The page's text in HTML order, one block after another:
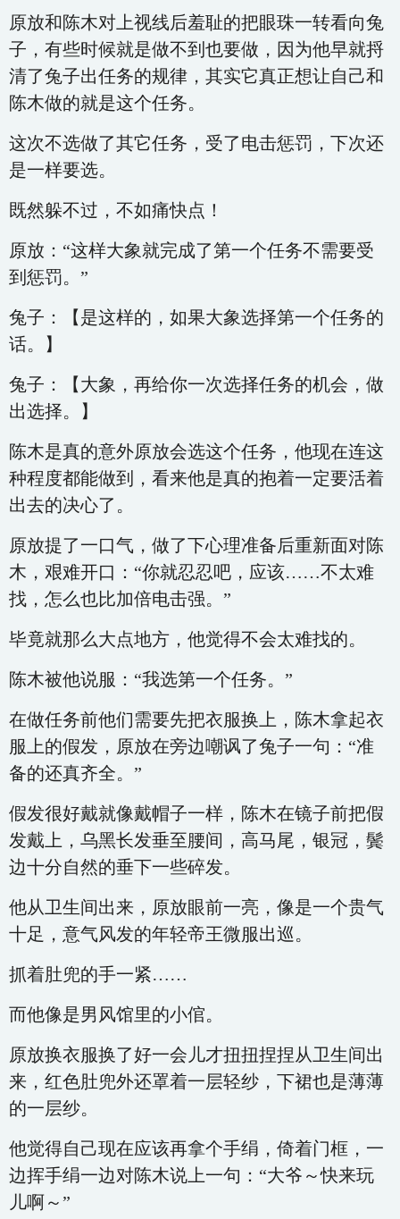
原放和陈木对上视线后羞耻的把眼珠一转看向兔
子，有些时候就是做不到也要做，因为他早就捋
清了兔子出任务的规律，其实它真正想让自己和
陈木做的就是这个任务。
这次不选做了其它任务，受了电击惩罚，下次还
是一样要选。
既然躲不过，不如痛快点！
原放：“这样大象就完成了第一个任务不需要受
到惩罚。”
兔子：【是这样的，如果大象选择第一个任务的
话。】
兔子：【大象，再给你一次选择任务的机会，做
出选择。】
陈木是真的意外原放会选这个任务，他现在连这
种程度都能做到，看来他是真的抱着一定要活着
出去的决心了。
原放提了一口气，做了下心理准备后重新面对陈
木，艰难开口：“你就忍忍吧，应该……不太难
找，怎么也比加倍电击强。”
毕竟就那么大点地方，他觉得不会太难找的。
陈木被他说服：“我选第一个任务。”
在做任务前他们需要先把衣服换上，陈木拿起衣
服上的假发，原放在旁边嘲讽了兔子一句：“准
备的还真齐全。”
假发很好戴就像戴帽子一样，陈木在镜子前把假
发戴上，乌黑长发垂至腰间，高马尾，银冠，鬓
边十分自然的垂下一些碎发。
他从卫生间出来，原放眼前一亮，像是一个贵气
十足，意气风发的年轻帝王微服出巡。
抓着肚兜的手一紧……
而他像是男风馆里的小倌。
原放换衣服换了好一会儿才扭扭捏捏从卫生间出
来，红色肚兜外还罩着一层轻纱，下裙也是薄薄
的一层纱。
他觉得自己现在应该再拿个手绢，倚着门框，一
边挥手绢一边对陈木说上一句：“大爷～快来玩
儿啊～”